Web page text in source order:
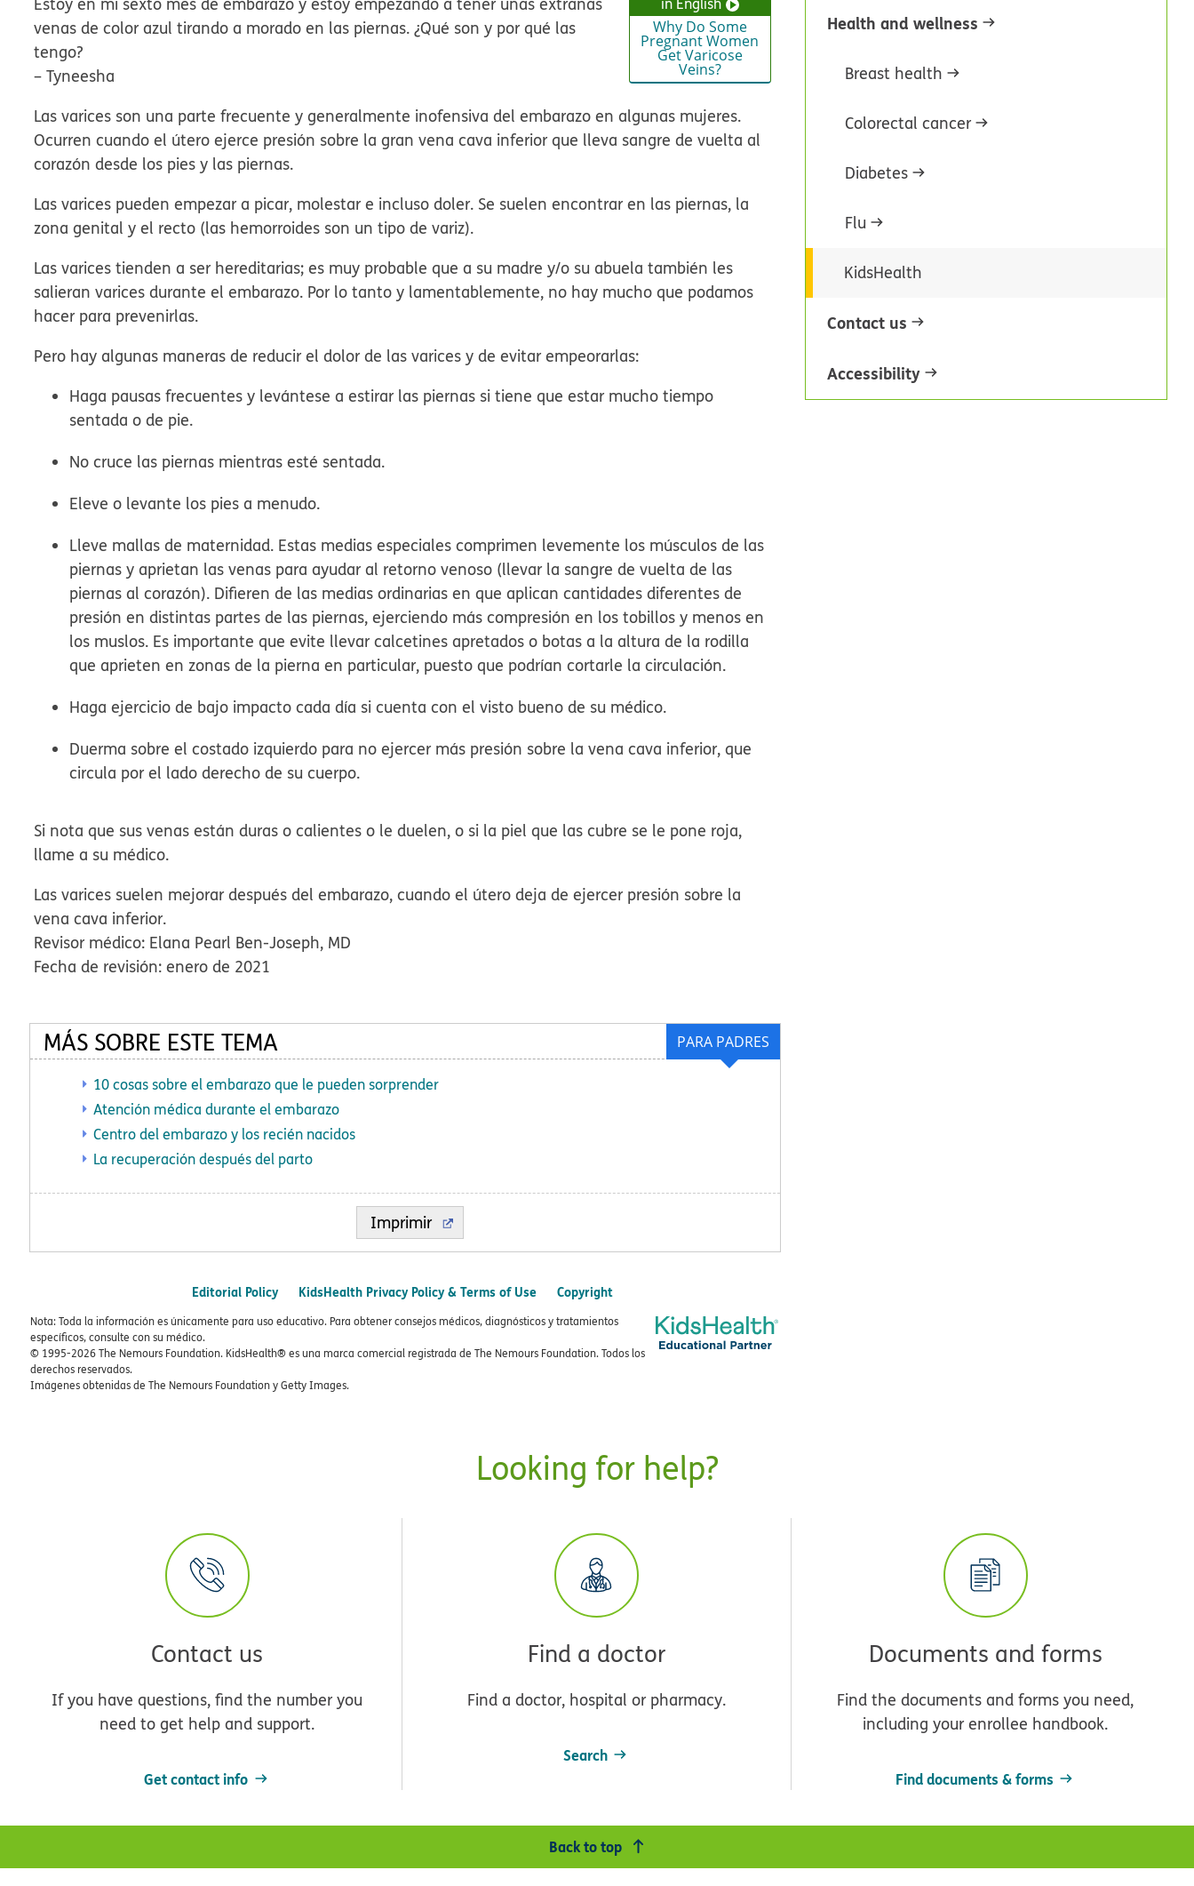
Why Do Some
Pregnant Women
Get Varicose
Veins?
venas de color azul tirando a morado en las piernas. ¿Qué son y por qué las
tengo?
– Tyneesha
Las varices son una parte frecuente y generalmente inofensiva del embarazo en algunas mujeres.
Ocurren cuando el útero ejerce presión sobre la gran vena cava inferior que lleva sangre de vuelta al
corazón desde los pies y las piernas.
Las varices pueden empezar a picar, molestar e incluso doler. Se suelen encontrar en las piernas, la
zona genital y el recto (las hemorroides son un tipo de variz).
Las varices tienden a ser hereditarias; es muy probable que a su madre y/o su abuela también les
salieran varices durante el embarazo. Por lo tanto y lamentablemente, no hay mucho que podamos
hacer para prevenirlas.
Pero hay algunas maneras de reducir el dolor de las varices y de evitar empeorarlas:
Haga pausas frecuentes y levántese a estirar las piernas si tiene que estar mucho tiempo
sentada o de pie.
No cruce las piernas mientras esté sentada.
Eleve o levante los pies a menudo.
Lleve mallas de maternidad. Estas medias especiales comprimen levemente los músculos de las
piernas y aprietan las venas para ayudar al retorno venoso (llevar la sangre de vuelta de las
piernas al corazón). Difieren de las medias ordinarias en que aplican cantidades diferentes de
presión en distintas partes de las piernas, ejerciendo más compresión en los tobillos y menos en
los muslos. Es importante que evite llevar calcetines apretados o botas a la altura de la rodilla
que aprieten en zonas de la pierna en particular, puesto que podrían cortarle la circulación.
Haga ejercicio de bajo impacto cada día si cuenta con el visto bueno de su médico.
Duerma sobre el costado izquierdo para no ejercer más presión sobre la vena cava inferior, que
circula por el lado derecho de su cuerpo.
Si nota que sus venas están duras o calientes o le duelen, o si la piel que las cubre se le pone roja,
llame a su médico.
Las varices suelen mejorar después del embarazo, cuando el útero deja de ejercer presión sobre la
vena cava inferior.
Revisor médico: Elana Pearl Ben-Joseph, MD
Fecha de revisión: enero de 2021
PARA PADRES
MÁS SOBRE ESTE TEMA
10 cosas sobre el embarazo que le pueden sorprender
Atención médica durante el embarazo
Centro del embarazo y los recién nacidos
La recuperación después del parto
Imprimir
Editorial Policy KidsHealth Privacy Policy & Terms of Use Copyright
Nota: Toda la información es únicamente para uso educativo. Para obtener consejos médicos, diagnósticos y tratamientos
específicos, consulte con su médico.
© 1995-2026 The Nemours Foundation. KidsHealth® es una marca comercial registrada de The Nemours Foundation. Todos los
derechos reservados.
Imágenes obtenidas de The Nemours Foundation y Getty Images.
Health and wellness
Breast health
Colorectal cancer
Diabetes
Flu
KidsHealth
Contact us
Accessibility
Looking for help?
Contact us
If you have questions, find the number you
need to get help and support.
Get contact info
Find a doctor
Find a doctor, hospital or pharmacy.
Search
Documents and forms
Find the documents and forms you need,
including your enrollee handbook.
Find documents & forms
Back to top